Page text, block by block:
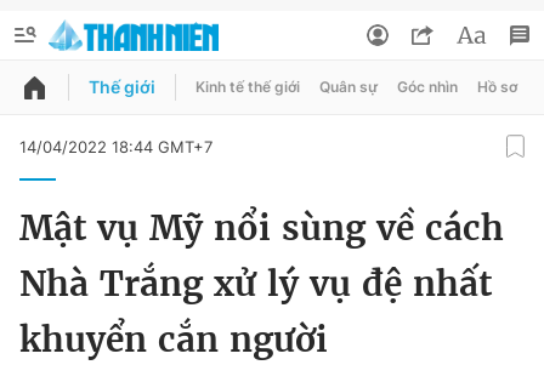
QUẢNG CÁO
Chuyên mục
Chuyên mục khác
Chào ngày mới
Đổi mật khẩu
Tin đã lưu
Tin đã xem
Thế giới Kinh tế thế giới Quân sự Góc nhìn Hồ sơ
14/04/2022 18:44 GMT+7
Mật vụ Mỹ nổi sùng về cách
Nhà Trắng xử lý vụ đệ nhất
khuyển cắn người